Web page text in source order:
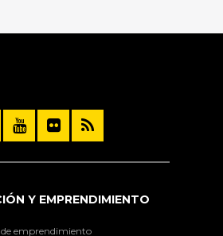
Y EMPRENDIMIENTO
de emprendimiento